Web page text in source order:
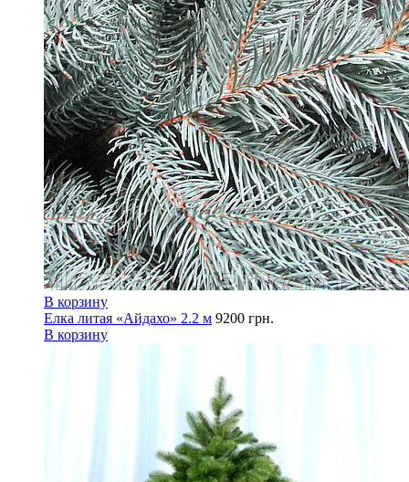
В корзину
Елка литая «Айдахо» 2.2 м 9200 грн.
В корзину